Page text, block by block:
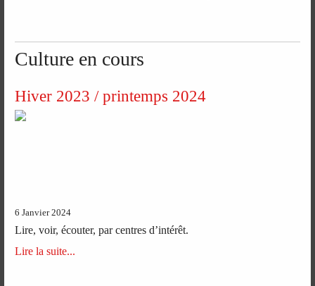
Culture en cours
Hiver 2023 / printemps 2024
6 Janvier 2024
Lire, voir, écouter, par centres d’intérêt.
Lire la suite...